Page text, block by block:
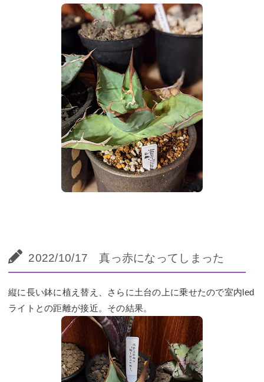
2022/10/17 真っ赤になってしまった
縦に長い鉢に植え替え、さらに土台の上に乗せたので室内led
ライトとの距離が接近。その結果。